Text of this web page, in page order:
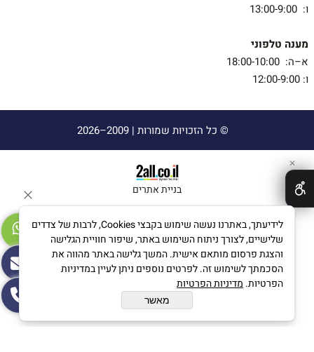
ו: 13:00-9:00
מענה טלפוני
א–ה: 18:00-10:00
ו: 12:00-9:00
© כל הזכויות שמורות |
בניית אתרים
✕
לידיעתך, באתרנו נעשה שימוש בקבצי Cookies, לרבות של צדדים
שלישיים, לצורך ניתוח השימוש באתר, שיפור חוויית הגלישה
והצגת פרסום מותאם אישית. המשך גלישה באתר מהווה את
הסכמתך לשימוש זה. לפרטים נוספים ניתן לעיין במדיניות
הפרטיות. מדיניות הפרטיות
מאשר